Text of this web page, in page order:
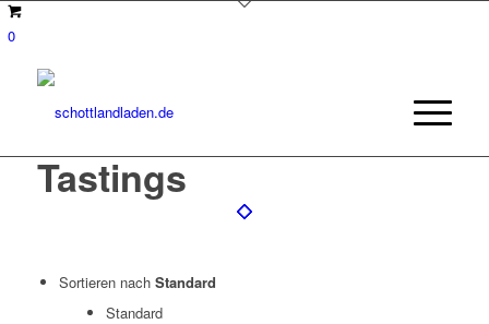
0
Tastings
Sortieren nach Standard
Standard